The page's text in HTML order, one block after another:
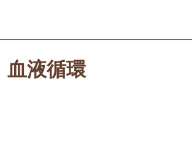
血液循環